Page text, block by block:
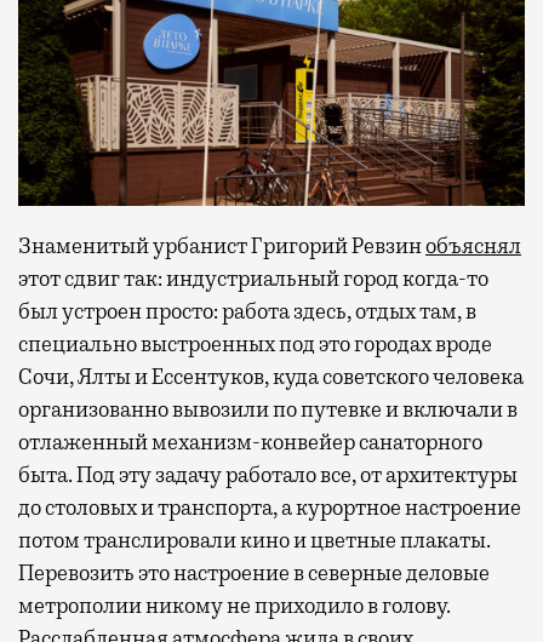
Знаменитый урбанист Григорий Ревзинобъяснял
этот сдвиг так: индустриальный город когда-то
был устроен просто: работа здесь, отдых там, в
специально выстроенных под это городах вроде
Сочи, Ялты и Ессентуков, куда советского человека
организованно вывозили по путевке и включали в
отлаженный механизм-конвейер санаторного
быта. Под эту задачу работало все, от архитектуры
до столовых и транспорта, а курортное настроение
потом транслировали кино и цветные плакаты.
Перевозить это настроение в северные деловые
метрополии никому не приходило в голову.